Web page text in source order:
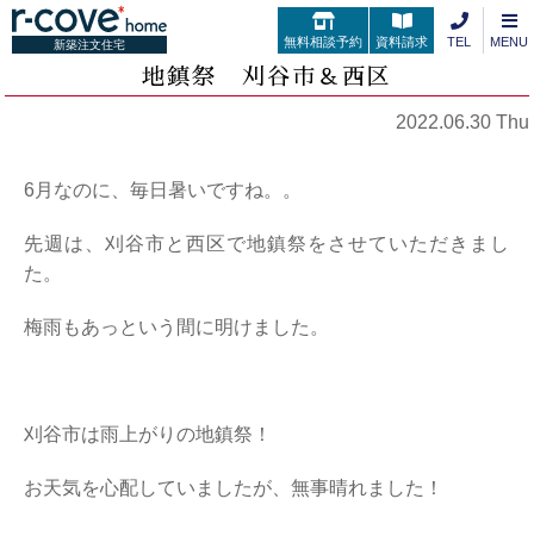
新築注文住宅 無料相談予約 資料請求 TEL MENU
地鎮祭 刈谷市＆西区
2022.06.30 Thu
6月なのに、毎日暑いですね。。
先週は、刈谷市と西区で地鎮祭をさせていただきまし
た。
梅雨もあっという間に明けました。
刈谷市は雨上がりの地鎮祭！
お天気を心配していましたが、無事晴れました！